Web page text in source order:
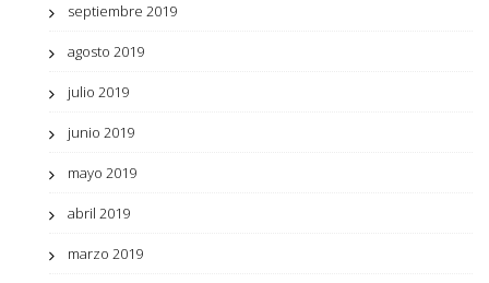
septiembre 2019
agosto 2019
julio 2019
junio 2019
mayo 2019
abril 2019
marzo 2019